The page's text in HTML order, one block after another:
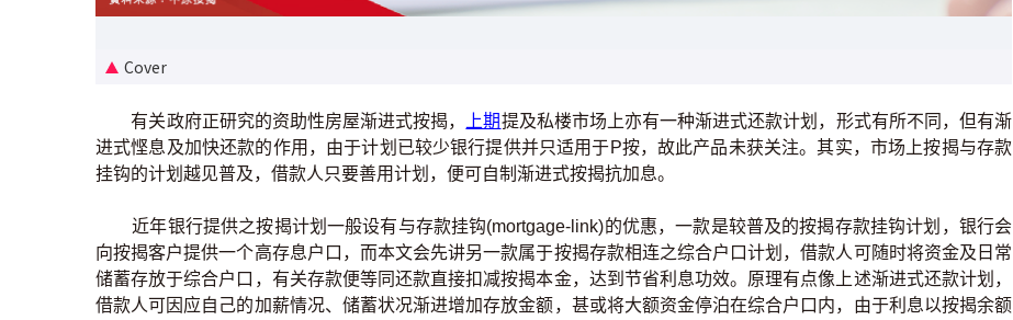
Cover
有关政府正研究的资助性房屋渐进式按揭， 上期提及私楼市场上亦有一种渐进式还款计划，形式有所不同，但有渐
进式悭息及加快还款的作用，由于计划已较少银行提供并只适用于P按，故此产品未获关注。其实，市场上按揭与存款
挂钩的计划越见普及，借款人只要善用计划，便可自制渐进式按揭抗加息。
近年银行提供之按揭计划一般设有与存款挂钩(mortgage-link)的优惠，一款是较普及的按揭存款挂钩计划，银行会
向按揭客户提供一个高存息户口，而本文会先讲另一款属于按揭存款相连之综合户口计划，借款人可随时将资金及日常
储蓄存放于综合户口，有关存款便等同还款直接扣减按揭本金，达到节省利息功效。原理有点像上述渐进式还款计划，
借款人可因应自己的加薪情况、储蓄状况渐进增加存放金额，甚或将大额资金停泊在综合户口内，由于利息以按揭余额